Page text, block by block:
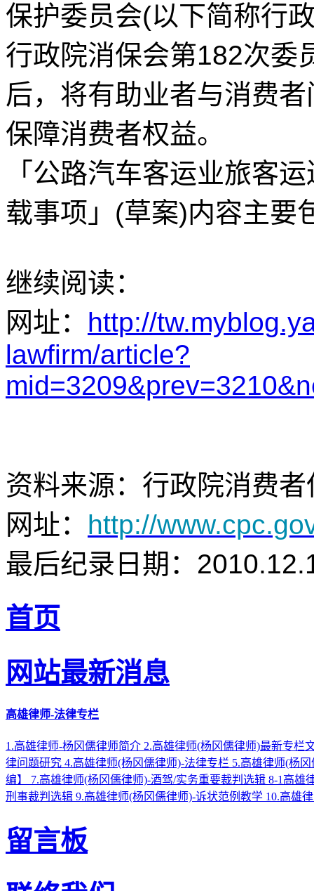
保护委员会(以下简称行
行政院消保会第182次委
后，将有助业者与消费
保障消费者权益。
「公路汽车客运业旅客
载事项」(草案)内容主要
继续阅读：
网址： http://
lawfirm/article?
资料来源：行政院消费
网址： http://
最后纪录日期：
首页
网站最新消息
高雄律师-法律专栏
1.高雄律师-杨冈儒律师简介 2.高雄律师(杨冈儒律师)最新专栏
律问题研究 4.高雄律师(杨冈儒律师)-法律专栏 5.高雄律师(杨
编】 7.高雄律师(杨冈儒律师)-酒驾/实务重要裁判选辑 8-1高雄
刑事裁判选辑 9.高雄律师(杨冈儒律师)-诉状范例教学 10.高雄
留言板